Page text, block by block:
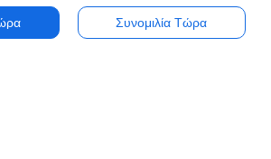
Συνομιλία Τώρα